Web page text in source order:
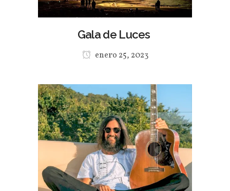
Gala de Luces
enero 25, 2023